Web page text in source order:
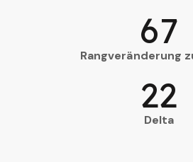
Rangveränderung
67
Delta
22